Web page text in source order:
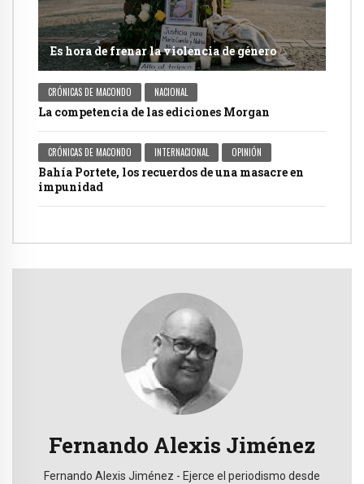
Es hora de frenar la violencia de género
CRÓNICAS DE MACONDO NACIONAL
La competencia de las ediciones Morgan
CRÓNICAS DE MACONDO INTERNACIONAL OPINIÓN
Bahía Portete, los recuerdos de una masacre en
impunidad
Fernando Alexis Jiménez
Fernando Alexis Jiménez - Ejerce el periodismo desde